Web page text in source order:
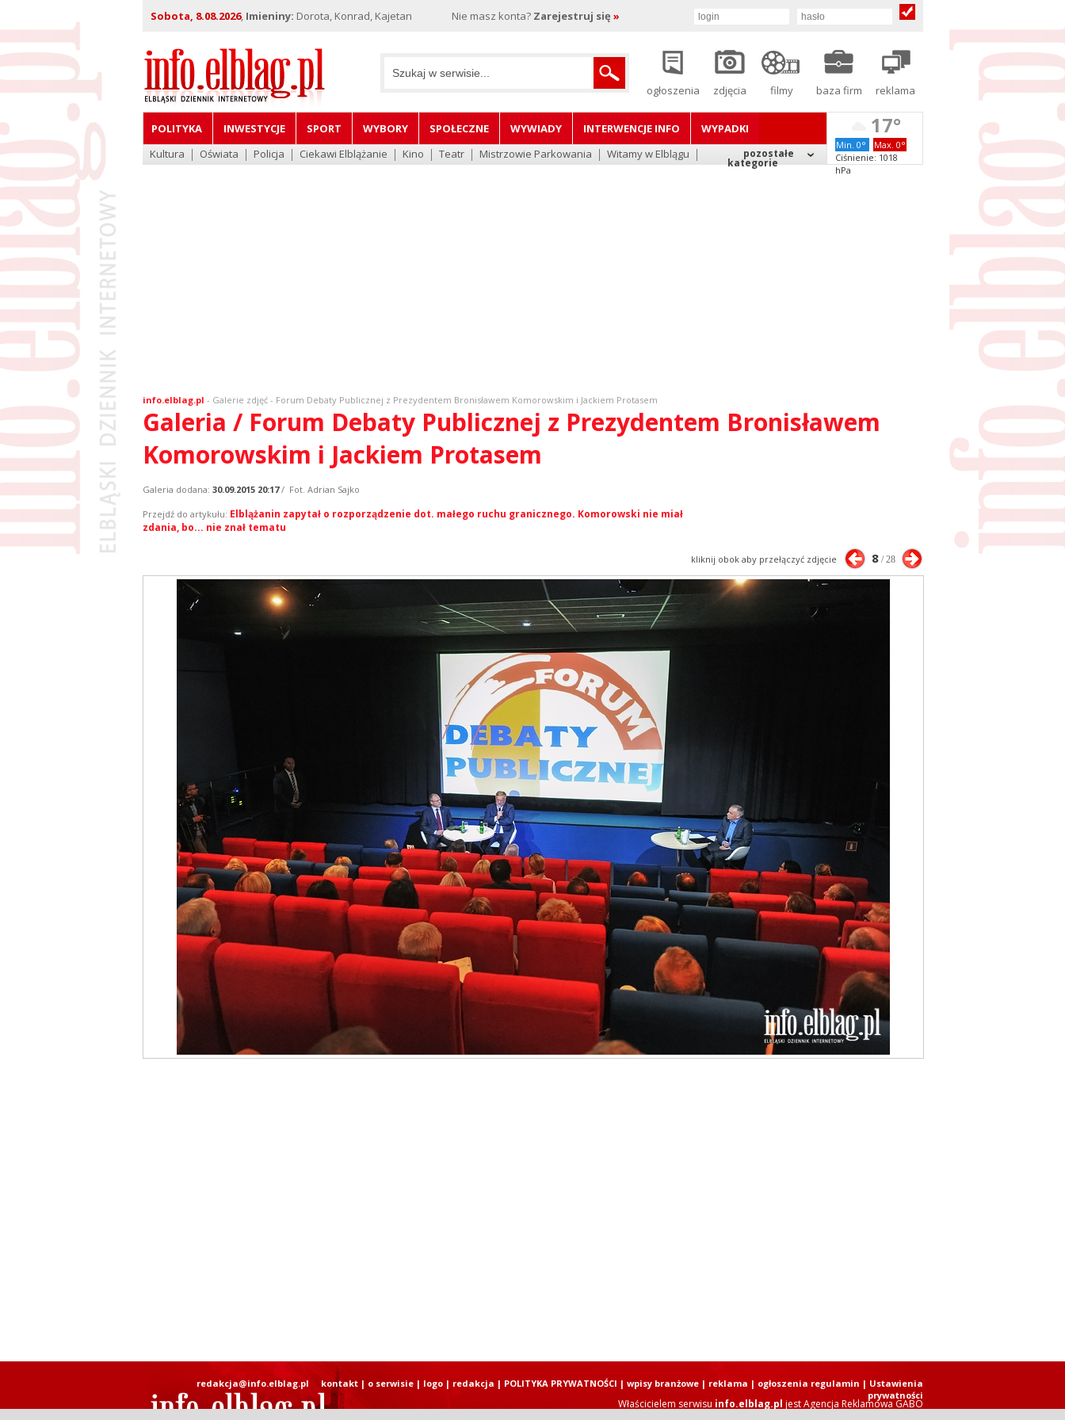
Sobota, 8.08.2026, Imieniny: Dorota, Konrad, Kajetan Nie masz konta? Zarejestruj się »
ogłoszenia zdjęcia filmy baza firm reklama
POLITYKA INWESTYCJE SPORT WYBORY SPOŁECZNE WYWIADY INTERWENCJE INFO
WYPADKI
Kultura
Oświata Policja Ciekawi Elblążanie Kino Teatr Mistrzowie Parkowania Witamy w Elblągu pozostałe
kategorie
17°
Min. 0°
Max. 0°
Ciśnienie: 1018
hPa
info.elblag.pl - Galerie zdjęć- Forum Debaty Publicznej z Prezydentem Bronisławem Komorowskim i Jackiem Protasem
Galeria / Forum Debaty Publicznej z Prezydentem Bronisławem
Komorowskim i Jackiem Protasem
Galeria dodana: 30.09.2015 20:17/ Fot. Adrian Sajko
Przejdź do artykułu: Elblążanin zapytał o rozporządzenie dot. małego ruchu granicznego. Komorowski nie miał
zdania, bo... nie znał tematu
kliknij obok aby przełączyć zdjęcie 8/ 28
Właścicielem serwisu info.elblag.pl jestAgencja Reklamowa GABO
redakcja@info.elblag.pl kontakt| o serwisie| logo| redakcja | POLITYKA PRYWATNOŚCI | wpisy branżowe| reklama | ogłoszenia regulamin | Ustawienia
prywatności